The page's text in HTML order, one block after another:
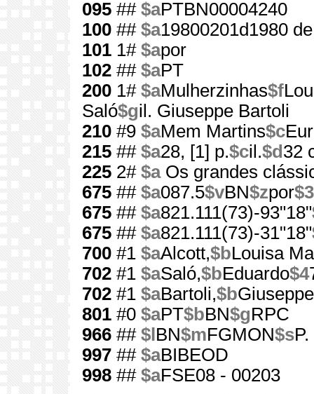
095 ## $aPTBN00004240
100 ## $a19800201d1980
101 1# $apor
102 ## $aPT
200 1# $aMulherzinhas$f
Saló$gil. Giuseppe Bartoli
210 #9 $aMem Martins$c
215 ## $a28, [1] p.$cil.$d 32
225 2# $aOs grandes
675 ## $a087.5$vBN$zpor$3
675 ## $a821.111(73)-93"18"
675 ## $a821.111(73)-31"18"
700 #1 $aAlcott,$bLouisa
702 #1 $aSaló,$bEduardo$4
702 #1 $aBartoli,$bGiuseppe
801 #0 $aPT$bBN$gRPC
966 ## $l BN$mFGMON$s
997 ## $aBIBEOD
998 ## $aFSE08 - 00203